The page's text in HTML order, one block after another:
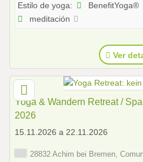
Estilo de yoga: BenefitYoga®
meditación
Ver
Yoga & Wandern Retreat /
2026
15.11.2026 a 22.11.2026
28832 Achim bei Bremen,